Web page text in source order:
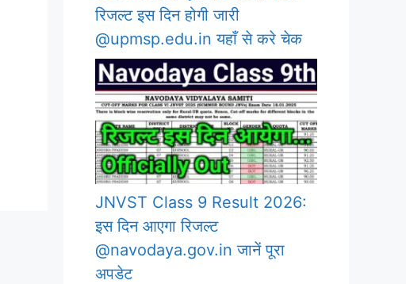
रिजल्ट इस दिन होगी जारी
@upmsp.edu.in यहाँ से करे चेक
JNVST Class 9 Result 2026:
इस दिन आएगा रिजल्ट
@navodaya.gov.in जानें पूरा
अपडेट